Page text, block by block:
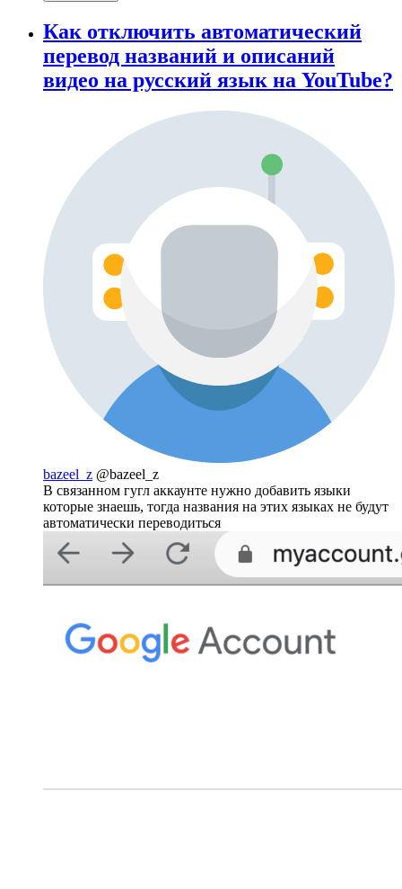
Как отключить автоматический
перевод названий и описаний
видео на русский язык на YouTube?
bazeel_z @bazeel_z
В связанном гугл аккаунте нужно добавить языки
которые знаешь, тогда названия на этих языках не будут
автоматически переводиться